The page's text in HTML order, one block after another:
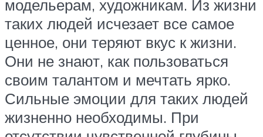
модельерам, художникам. Из жизни
таких людей исчезает все самое
ценное, они теряют вкус к жизни.
Они не знают, как пользоваться
своим талантом и мечтать ярко.
Сильные эмоции для таких людей
жизненно необходимы. При